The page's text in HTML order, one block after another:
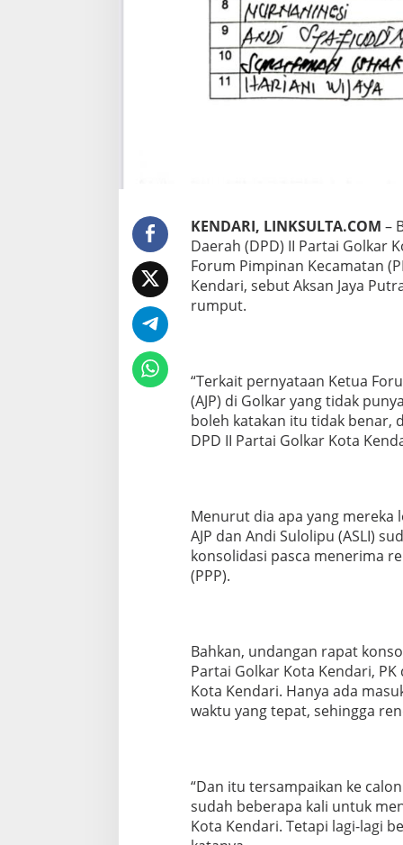
a
K
e
n
d
a
KENDARI, LINKSULTA.COM –
Daerah (DPD) II Partai Golkar
Forum Pimpinan Kecamatan
Kendari, sebut Aksan Jaya
rumput.
“Terkait pernyataan Ketua
(AJP) di Golkar yang tidak
boleh katakan itu tidak benar,
DPD II Partai Golkar Kota
Menurut dia apa yang mereka
AJP dan Andi Sulolipu (ASLI)
konsolidasi pasca menerima
(PPP).
Bahkan, undangan rapat
Partai Golkar Kota Kendari,
Kota Kendari. Hanya ada
waktu yang tepat, sehingga
“Dan itu tersampaikan ke
sudah beberapa kali untuk
Kota Kendari. Tetapi lagi-lagi